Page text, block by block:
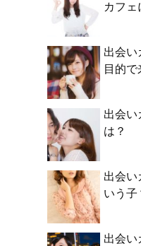
カフ
出会い
目的で
出会い
は？
出会い
いう子
出会い